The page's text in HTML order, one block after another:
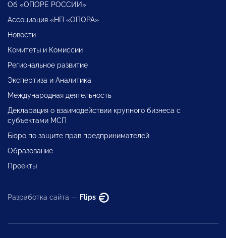
Об «ОПОРЕ РОССИИ»
Ассоциация «НП «ОПОРА»
Новости
Комитеты и Комиссии
Региональное развитие
Экспертиза и Аналитика
Международная деятельность
Декларация о взаимодействии крупного бизнеса с
субъектами МСП
Бюро по защите прав предпринимателей
Образование
Проекты
Разработка сайта — Flips